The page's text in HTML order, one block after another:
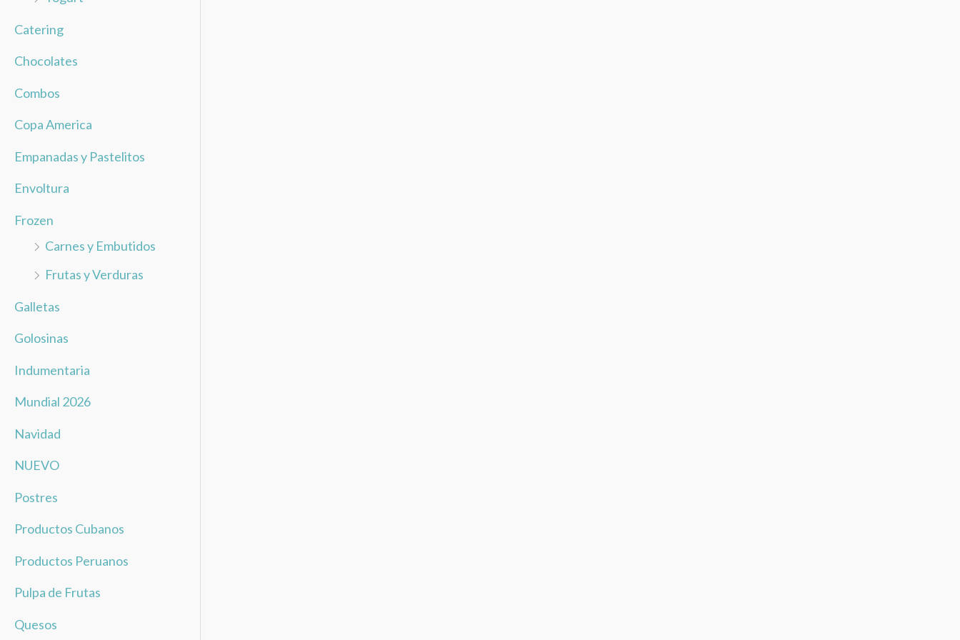
Catering
Chocolates
Combos
Copa America
Empanadas y Pastelitos
Envoltura
Frozen
Carnes y Embutidos
Frutas y Verduras
Galletas
Golosinas
Indumentaria
Mundial 2026
Navidad
NUEVO
Postres
Productos Cubanos
Productos Peruanos
Pulpa de Frutas
Quesos